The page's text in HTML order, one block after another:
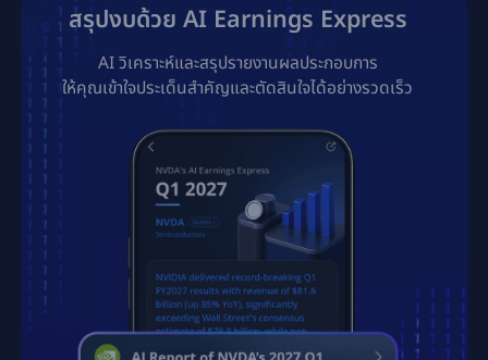
สรุปงบด้วย AI Earnings Express
AI วิเคราะห์และสรุปรายงานผลประกอบการ
ให้คุณเข้าใจประเด็นสำคัญและตัดสินใจได้อย่างรวดเร็ว